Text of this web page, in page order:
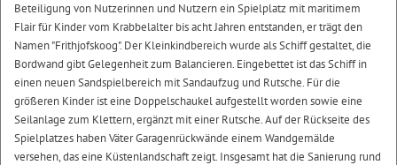
Beteiligung von Nutzerinnen und Nutzern ein Spielplatz mit maritimem
Flair für Kinder vom Krabbelalter bis acht Jahren entstanden, er trägt den
Namen "Frithjofskoog". Der Kleinkindbereich wurde als Schiff gestaltet, die
Bordwand gibt Gelegenheit zum Balancieren. Eingebettet ist das Schiff in
einen neuen Sandspielbereich mit Sandaufzug und Rutsche. Für die
größeren Kinder ist eine Doppelschaukel aufgestellt worden sowie eine
Seilanlage zum Klettern, ergänzt mit einer Rutsche. Auf der Rückseite des
Spielplatzes haben Väter Garagenrückwände einem Wandgemälde
versehen, das eine Küstenlandschaft zeigt. Insgesamt hat die Sanierung rund